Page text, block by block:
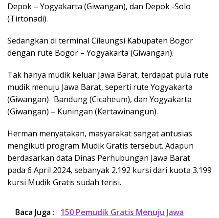
Depok – Yogyakarta (Giwangan), dan Depok -Solo
(Tirtonadi).
Sedangkan di terminal Cileungsi Kabupaten Bogor
dengan rute Bogor – Yogyakarta (Giwangan).
Tak hanya mudik keluar Jawa Barat, terdapat pula rute
mudik menuju Jawa Barat, seperti rute Yogyakarta
(Giwangan)- Bandung (Cicaheum), dan Yogyakarta
(Giwangan) – Kuningan (Kertawinangun).
Herman menyatakan, masyarakat sangat antusias
mengikuti program Mudik Gratis tersebut. Adapun
berdasarkan data Dinas Perhubungan Jawa Barat
pada 6 April 2024, sebanyak 2.192 kursi dari kuota 3.199
kursi Mudik Gratis sudah terisi.
Baca Juga :
150 Pemudik Gratis Menuju Jawa